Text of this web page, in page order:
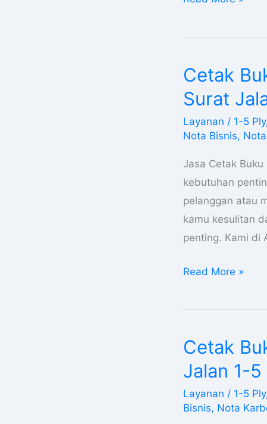
Cetak
Surat
Layanan / 1-5 Ply
Nota Bisnis,
Jasa Cetak
kebutuhan
pelanggan atau
kamu kesulitan
penting. Kami di
Cetak
Buku
Nota
Di
Pegunungan
Kwitansi
Surat
Jalan
1-
Ply
Read More »
Cetak
Jalan 1-5
Layanan / 1-5 Ply
Bisnis, Nota
Cetak
Buku
Nota
Di
Papua